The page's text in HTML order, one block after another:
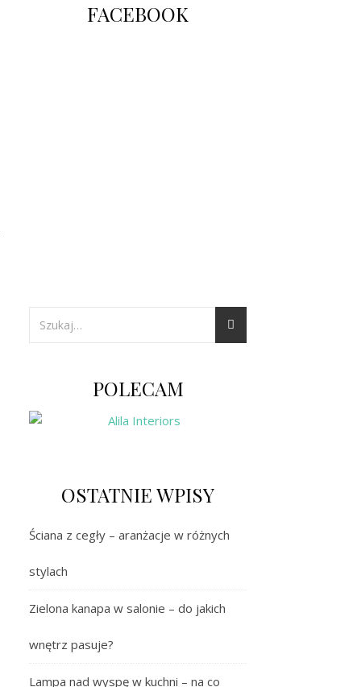
FACEBOOK
POLECAM
OSTATNIE WPISY
Ściana z cegły – aranżacje w różnych
stylach
Zielona kanapa w salonie – do jakich
wnętrz pasuje?
Lampa nad wyspę w kuchni – na co